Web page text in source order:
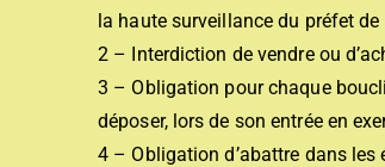
la haute surveillance du préfet de
2 – Interdiction de vendre ou
3 – Obligation pour chaque
déposer, lors de son entrée en
4 – Obligation d’abattre dans